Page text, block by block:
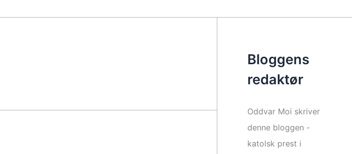
Bloggens
redaktør
Oddvar Moi skriver
denne bloggen -
katolsk prest i